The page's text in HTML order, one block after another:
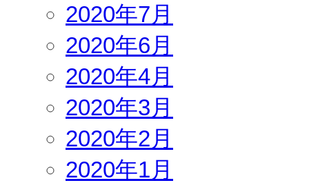
2020年7月
2020年6月
2020年4月
2020年3月
2020年2月
2020年1月